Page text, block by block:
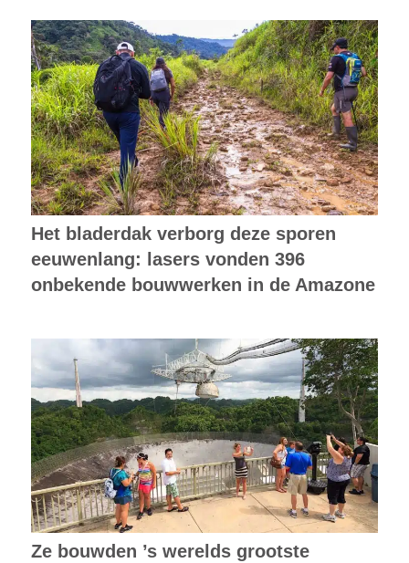
Het bladerdak verborg deze sporen
eeuwenlang: lasers vonden 396
onbekende bouwwerken in de Amazone
Ze bouwden ’s werelds grootste